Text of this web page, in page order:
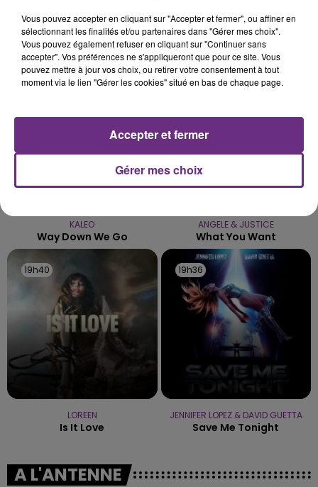
fermer ses portes.
TITRES DIFFUSÉS
19h45
19h45
KALEO
Way Down We Go
19h42
19h42
ANGELE & JUSTICE
What You Want
19h40
19h40
LOREEN
Is It Love
19h36
19h36
JENNIFER LOPEZ & DAVID GUETTA
Save Me Tonight
A L'ANTENNE
Vous pouvez accepter en cliquant sur "Accepter et fermer", ou affiner en
sélectionnant les finalités et/ou partenaires dans "Gérer mes choix".
Vous pouvez également refuser en cliquant sur "Continuer sans
accepter". Vos préférences ne s'appliqueront que pour ce site. Vous
pouvez mettre à jour vos choix, ou retirer votre consentement à tout
moment via le lien "Gérer les cookies" situé en bas de chaque page.
Gérer mes choix
Accepter et fermer